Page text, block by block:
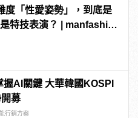
度「性愛姿勢」，到底是
特技表演？ | manfashion
握AI關鍵 大華韓國KOSPI
募
行銷方案